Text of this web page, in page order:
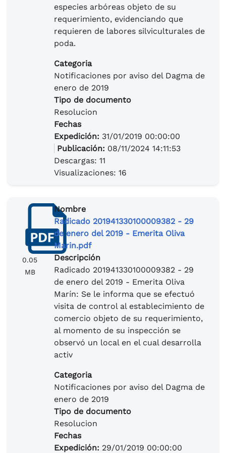
especies arbóreas objeto de su
requerimiento, evidenciando que
requieren de labores silviculturales de
poda.
Categoria
Notificaciones por aviso del Dagma de
enero de 2019
Tipo de documento
Resolucion
Fechas
Expedición: 31/01/2019 00:00:00
Publicación: 08/11/2024 14:11:53
Descargas: 11
Visualizaciones: 16
0.05
MB
Nombre
Radicado 201941330100009382 - 29
de enero del 2019 - Emerita Oliva
Marin.pdf
Descripción
Radicado 201941330100009382 - 29
de enero del 2019 - Emerita Oliva
Marín: Se le informa que se efectuó
visita de control al establecimiento de
comercio objeto de su requerimiento,
al momento de su inspección se
observó un local en el cual desarrolla
activ
Categoria
Notificaciones por aviso del Dagma de
enero de 2019
Tipo de documento
Resolucion
Fechas
Expedición: 29/01/2019 00:00:00